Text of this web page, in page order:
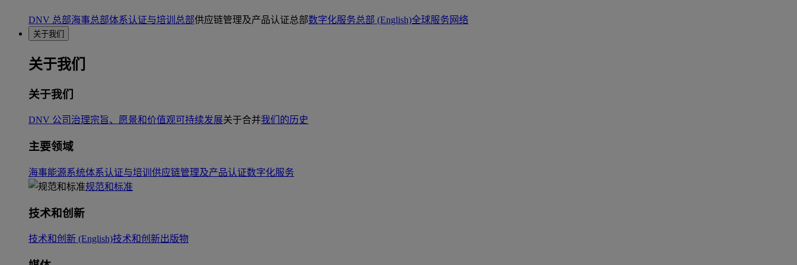
DNV 总部海事总部体系认证与培训总部供应链管理及产品认证总部数字化服务总部 (English)全球服务网络
关于我们
关于我们
关于我们
DNV 公司治理宗旨、愿景和价值观可持续发展关于合并我们的历史
主要领域
海事能源系统体系认证与培训 供应链管理及产品认证数字化服务
规范和标准
技术和创新
技术和创新 (English)技术和创新出版物